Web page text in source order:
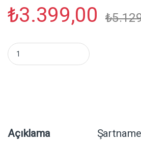
₺3.399,00 ₺
Gdx TLB-2 Twin Pro 50x70 Softbox
Açıklama Şartname